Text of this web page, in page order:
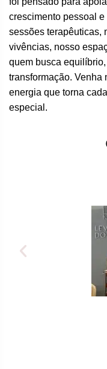
crescimento pessoal
sessões terapêuticas,
vivências, nosso
quem busca
transformação. Venha
energia que torna
especial.